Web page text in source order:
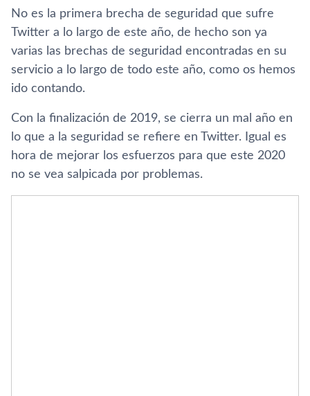
No es la primera brecha de seguridad que sufre
Twitter a lo largo de este año, de hecho son ya
varias las brechas de seguridad encontradas en su
servicio a lo largo de todo este año, como os hemos
ido contando.
Con la finalización de 2019, se cierra un mal año en
lo que a la seguridad se refiere en Twitter. Igual es
hora de mejorar los esfuerzos para que este 2020
no se vea salpicada por problemas.